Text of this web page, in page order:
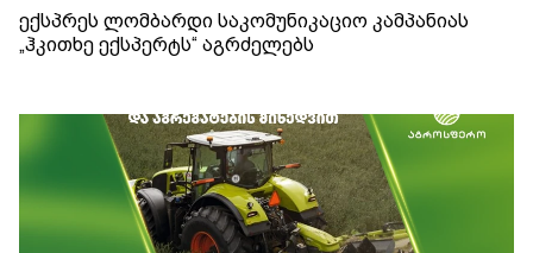
ექსპრეს ლომბარდი საკომუნიკაციო კამპანიას
„ჰკითხე ექსპერტს“ აგრძელებს